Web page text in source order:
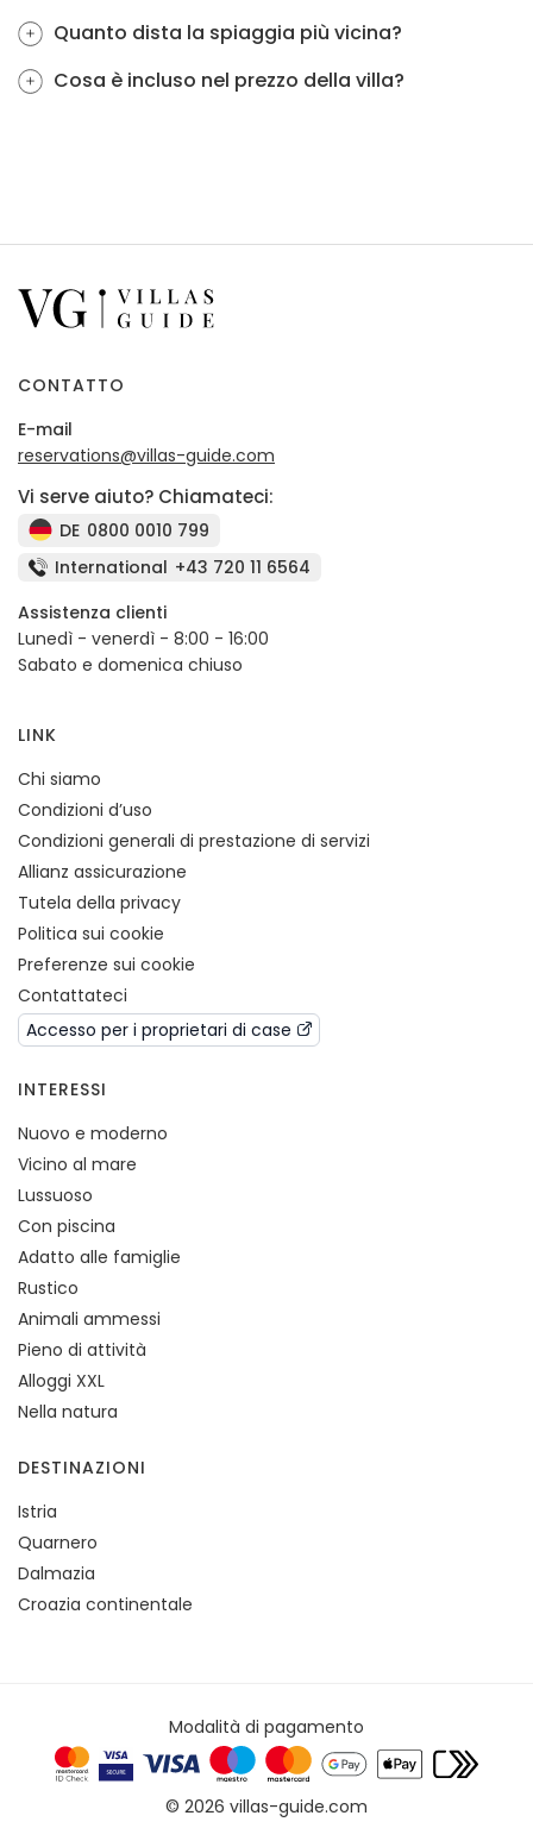
Quanto dista la spiaggia più vicina?
Cosa è incluso nel prezzo della villa?
CONTATTO
E-mail
reservations@villas-guide.com
Vi serve aiuto? Chiamateci:
DE 0800 0010 799
International +43 720 11 6564
Assistenza clienti
Lunedì - venerdì - 8:00 - 16:00
Sabato e domenica chiuso
LINK
Chi siamo
Condizioni d’uso
Condizioni generali di prestazione di servizi
Allianz assicurazione
Tutela della privacy
Politica sui cookie
Preferenze sui cookie
Contattateci
Accesso per i proprietari di case
INTERESSI
Nuovo e moderno
Vicino al mare
Lussuoso
Con piscina
Adatto alle famiglie
Rustico
Animali ammessi
Pieno di attività
Alloggi XXL
Nella natura
DESTINAZIONI
Istria
Quarnero
Dalmazia
Croazia continentale
Modalità di pagamento
© 2026 villas-guide.com